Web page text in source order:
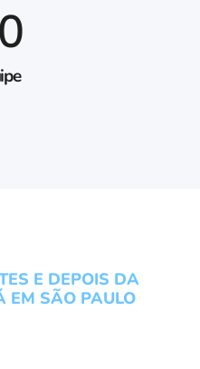
E DEPOIS DA
EM SÃO PAULO